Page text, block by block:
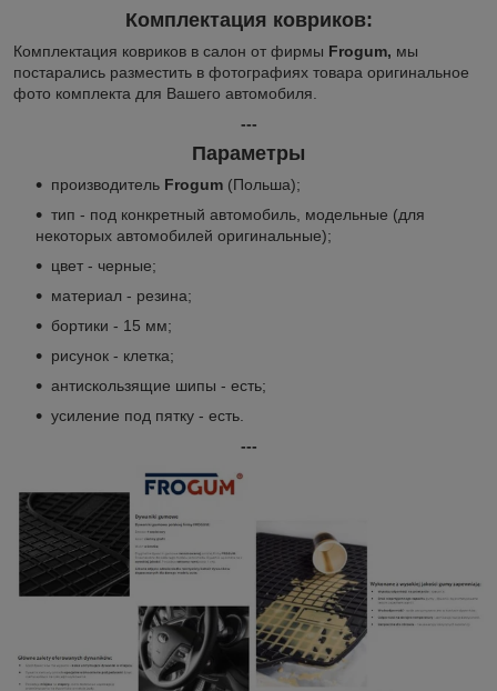
Комплектация ковриков:
Комплектация ковриков в салон от фирмы Frogum, мы
постарались разместить в фотографиях товара оригинальное
фото комплекта для Вашего автомобиля.
---
Параметры
производитель Frogum (Польша);
тип - под конкретный автомобиль, модельные (для
некоторых автомобилей оригинальные);
цвет - черные;
материал - резина;
бортики - 15 мм;
рисунок - клетка;
антискользящие шипы - есть;
усиление под пятку - есть.
---